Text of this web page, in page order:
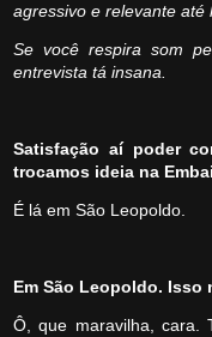
agressivo e relevante até
Se você respira som
entrevista tá insana.
Satisfação aí poder
trocamos ideia na
É lá em São Leopoldo.
Em São Leopoldo. Isso
Ô, que maravilha, cara.